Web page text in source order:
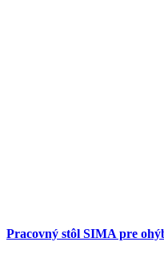
Pracovný stôl SIMA pre